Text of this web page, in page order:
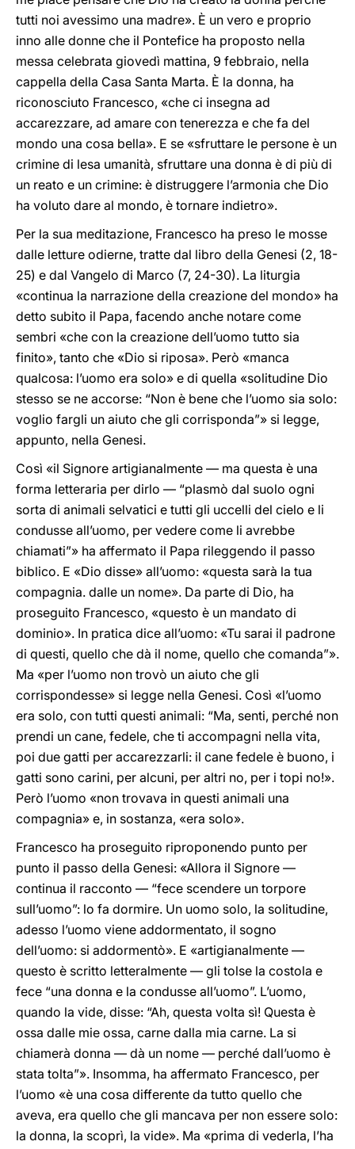
tutti noi avessimo una madre». È un vero e proprio
inno alle donne che il Pontefice ha proposto nella
messa celebrata giovedì mattina, 9 febbraio, nella
cappella della Casa Santa Marta. È la donna, ha
riconosciuto Francesco, «che ci insegna ad
accarezzare, ad amare con tenerezza e che fa del
mondo una cosa bella». E se «sfruttare le persone è un
crimine di lesa umanità, sfruttare una donna è di più di
un reato e un crimine: è distruggere l’armonia che Dio
ha voluto dare al mondo, è tornare indietro».
Per la sua meditazione, Francesco ha preso le mosse
dalle letture odierne, tratte dal libro della Genesi (2, 18-
25) e dal Vangelo di Marco (7, 24-30). La liturgia
«continua la narrazione della creazione del mondo» ha
detto subito il Papa, facendo anche notare come
sembri «che con la creazione dell’uomo tutto sia
finito», tanto che «Dio si riposa». Però «manca
qualcosa: l’uomo era solo» e di quella «solitudine Dio
stesso se ne accorse: “Non è bene che l’uomo sia solo:
voglio fargli un aiuto che gli corrisponda”» si legge,
appunto, nella Genesi.
Così «il Signore artigianalmente — ma questa è una
forma letteraria per dirlo — “plasmò dal suolo ogni
sorta di animali selvatici e tutti gli uccelli del cielo e li
condusse all’uomo, per vedere come li avrebbe
chiamati”» ha affermato il Papa rileggendo il passo
biblico. E «Dio disse» all’uomo: «questa sarà la tua
compagnia. dalle un nome». Da parte di Dio, ha
proseguito Francesco, «questo è un mandato di
dominio». In pratica dice all’uomo: «Tu sarai il padrone
di questi, quello che dà il nome, quello che comanda”».
Ma «per l’uomo non trovò un aiuto che gli
corrispondesse» si legge nella Genesi. Così «l’uomo
era solo, con tutti questi animali: “Ma, senti, perché non
prendi un cane, fedele, che ti accompagni nella vita,
poi due gatti per accarezzarli: il cane fedele è buono, i
gatti sono carini, per alcuni, per altri no, per i topi no!».
Però l’uomo «non trovava in questi animali una
compagnia» e, in sostanza, «era solo».
Francesco ha proseguito riproponendo punto per
punto il passo della Genesi: «Allora il Signore —
continua il racconto — “fece scendere un torpore
sull’uomo”: lo fa dormire. Un uomo solo, la solitudine,
adesso l’uomo viene addormentato, il sogno
dell’uomo: si addormentò». E «artigianalmente —
questo è scritto letteralmente — gli tolse la costola e
fece “una donna e la condusse all’uomo”. L’uomo,
quando la vide, disse: “Ah, questa volta sì! Questa è
ossa dalle mie ossa, carne dalla mia carne. La si
chiamerà donna — dà un nome — perché dall’uomo è
stata tolta”». Insomma, ha affermato Francesco, per
l’uomo «è una cosa differente da tutto quello che
aveva, era quello che gli mancava per non essere solo:
la donna, la scoprì, la vide». Ma «prima di vederla, l’ha